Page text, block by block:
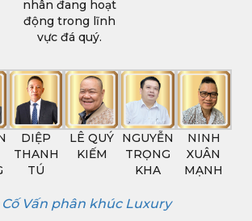
nhân đang hoạt
động trong lĩnh
vực đá quý.
DIỆP
THANH
TÚ
LÊ QUÝ
KIẾM
NGUYỄN
TRỌNG
KHA
NINH
XUÂN
MẠNH
Vấn phân khúc Luxury